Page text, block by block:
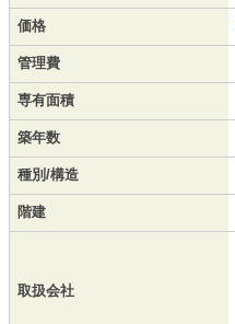
価格
管理費
専有面積
築年数
種別/構造
階建
取扱会社